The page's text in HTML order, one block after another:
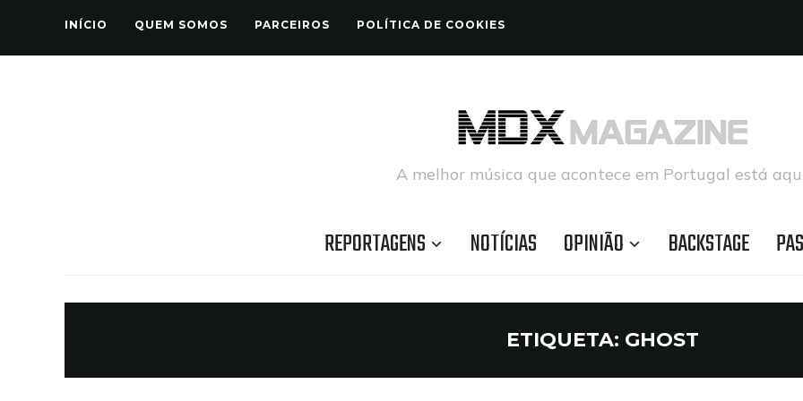
INÍCIO QUEM SOMOS PARCEIROS POLÍTICA DE COOKIES
A melhor música que acontece em Portugal está
REPORTAGENS NOTÍCIAS OPINIÃO BACKSTAGE
ETIQUETA: GHOST